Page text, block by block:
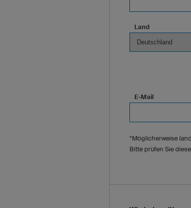
Land
E-Mail
*Möglicherweise
Bitte prüfen Sie